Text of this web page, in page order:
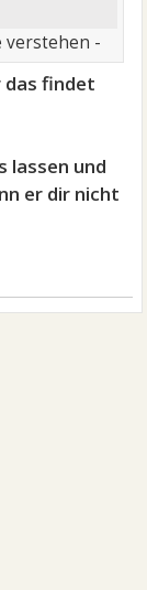
verstehen -
das findet
lassen und
er dir nicht